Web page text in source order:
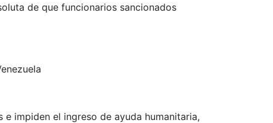
de que funcionarios sancionados
impiden el ingreso de ayuda humanitaria,